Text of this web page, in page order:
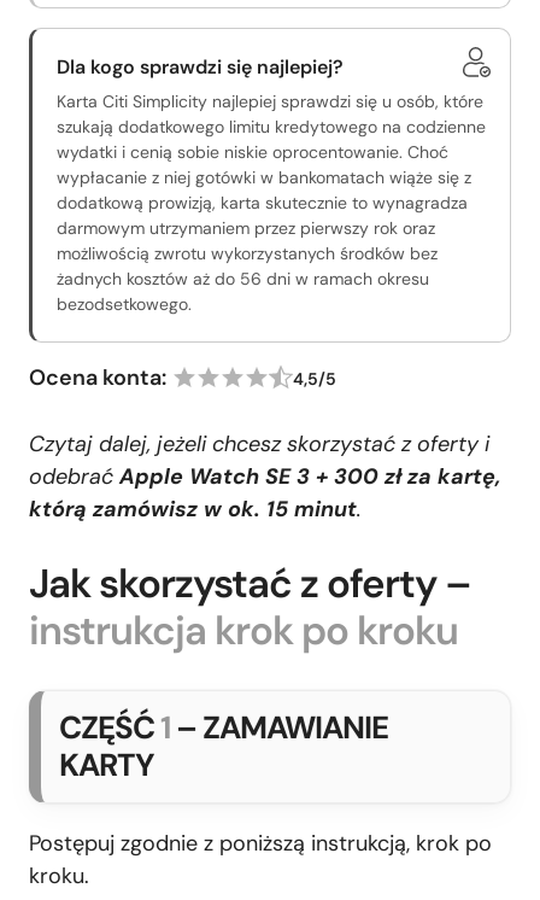
Dla kogo sprawdzi się najlepiej?
Karta Citi Simplicity najlepiej sprawdzi się u osób, które
szukają dodatkowego limitu kredytowego na codzienne
wydatki i cenią sobie niskie oprocentowanie. Choć
wypłacanie z niej gotówki w bankomatach wiąże się z
dodatkową prowizją, karta skutecznie to wynagradza
darmowym utrzymaniem przez pierwszy rok oraz
możliwością zwrotu wykorzystanych środków bez
żadnych kosztów aż do 56 dni w ramach okresu
bezodsetkowego.
Ocena konta: 4,5/5
Czytaj dalej, jeżeli chcesz skorzystać z oferty i
odebraćApple Watch SE 3 + 300 zł za kartę,
którą zamówisz w ok. 15 minut.
Jak skorzystać z oferty –
instrukcja krok po kroku
CZĘŚĆ1 – ZAMAWIANIE
KARTY
Postępuj zgodnie z poniższą instrukcją, krok po
kroku.